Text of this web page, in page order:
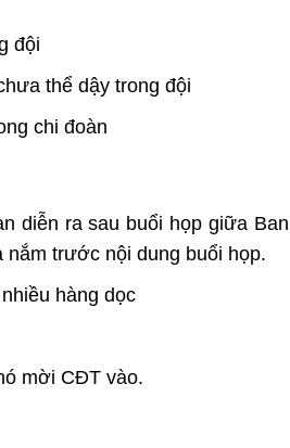
đội
thể dậy trong đội
chi đoàn
diễn ra sau buổi họp giữa
trước nội dung buổi họp.
hàng dọc
mời CĐT vào.